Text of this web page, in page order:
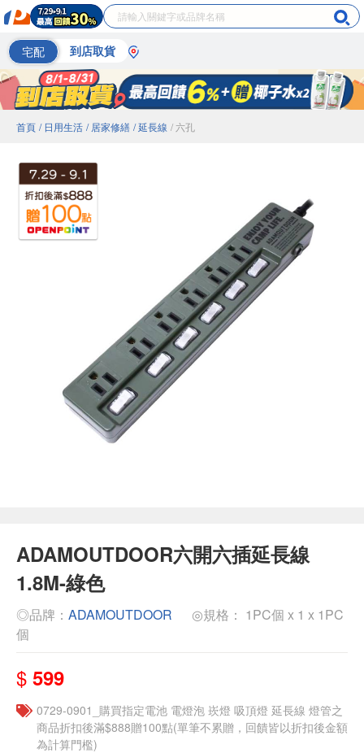
宅配 到店取貨
首頁 / 日用生活 / 居家修繕 / 延長線 / 六孔
ADAMOUTDOOR六開六插延長線
1.8M-綠色
◎品牌： ADAMOUTDOOR
◎規格： 1PC個 x 1 x 1PC
個
$ 599
0729-0901_購買指定電池 電燈泡 崁燈 吸頂燈 延長線 燈管之
商品折扣後滿$888贈100點(單筆不累贈，回饋皆以折扣後金額
為計算門檻)